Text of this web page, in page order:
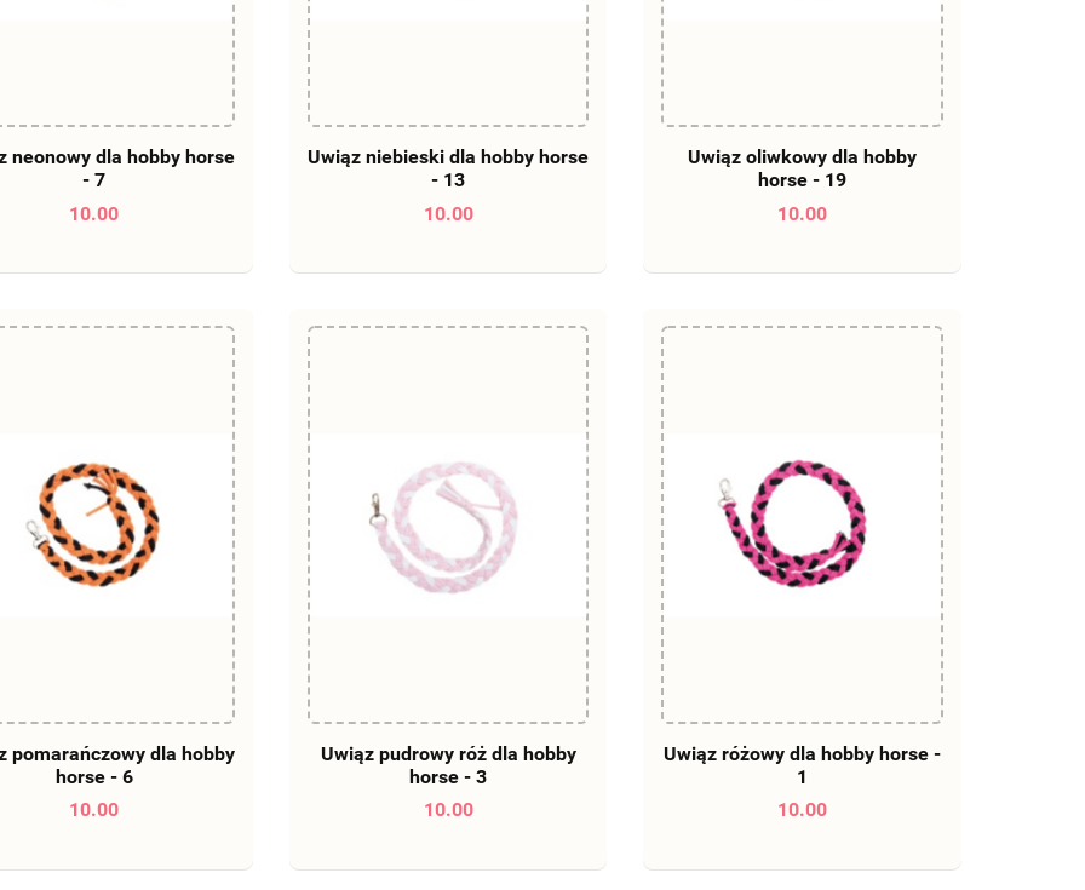
DO KOSZYKA
neonowy dla hobby horse
- 7
10.00
DO KOSZYKA
Uwiąz niebieski dla hobby horse
- 13
10.00
DO KOSZYKA
Uwiąz oliwkowy dla hobby
horse - 19
10.00
DO KOSZYKA
pomarańczowy dla hobby
horse - 6
10.00
DO KOSZYKA
Uwiąz pudrowy róż dla hobby
horse - 3
10.00
DO KOSZYKA
Uwiąz różowy dla hobby horse -
1
10.00